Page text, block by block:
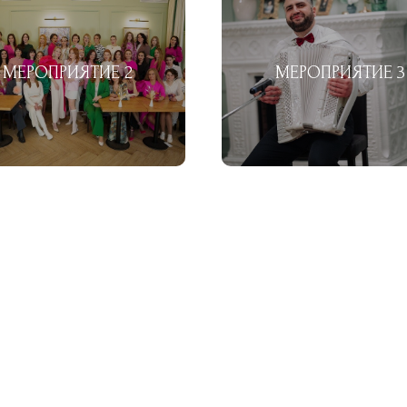
МЕРОПРИЯТИЕ 2
Смотреть фото МЕРОПРИЯТИЕ 3
Смотреть фото